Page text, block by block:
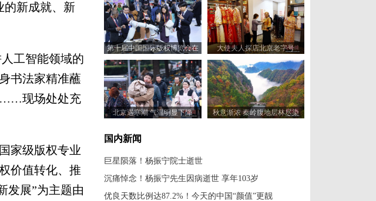
的新成就、新
工智能领域的
书法家精准蘸
……现场处处充
家级版权专业
价值转化、推
发展”为主题由
第十届中国国际版权博览会在
山东青岛开幕
大使夫人探店北京老字号
北京遇寒潮 气温明显下降 秋意渐浓 秦岭腹地层林尽染
国内新闻
巨星陨落！杨振宁院士逝世
沉痛悼念！杨振宁先生因病逝世 享年103岁
优良天数比例达87.2%！今天的中国“颜值”更靓